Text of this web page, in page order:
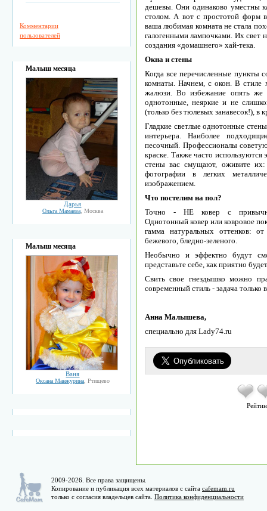
Комментарии
пользователей
Малыш месяца
Дарья
Ольга Мамаева , Москва
Малыш месяца
Ваня
Оксана Манжурина, Ртищево
дешевы. Они одинаково уместны
столом. А вот с простотой форм
ваша любимая комната не стала
галогенными лампочками. Их свет
создания «домашнего» хай-тека.
Окна и стены
Когда все перечисленные пункты
комнаты. Начнем, с окон. В стиле
жалюзи. Во избежание опять же
однотонные, неяркие и не
(только без тюлевых занавесок!), в
Гладкие светлые однотонные
интерьера. Наиболее
песочный. Профессионалы
краске. Также часто используются
стены вас смущают, оживите их:
фотографии в легких
изображением.
Что постелим на пол?
Точно - НЕ ковер с
Однотонный ковер или ковровое
гамма натуральных оттенков:
бежевого, бледно-зеленого.
Необычно и эффектно будут
представьте себе, как приятно
Свить свое гнездышко можно
современный стиль - задача только
Анна Малышева,
специально для Lady74.ru
2009-2026. Все права защищены.
Копирование и публикация всех материалов с сайта cafemam.ru
только с согласия владельцев сайта. Политика конфиденциальности